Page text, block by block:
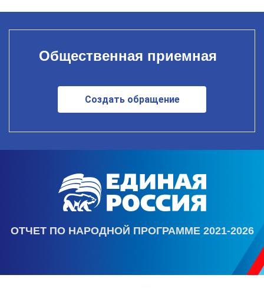
Общественная приемная
Создать обращение
ОТЧЕТ ПО НАРОДНОЙ ПРОГРАММЕ 2021-2026